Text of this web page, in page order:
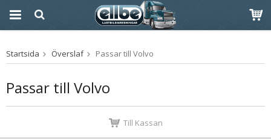
Produkten har blivit
tillagd i varukorgen
Startsida Överslaf Passar till Volvo
Passar till Volvo
Till Kassan